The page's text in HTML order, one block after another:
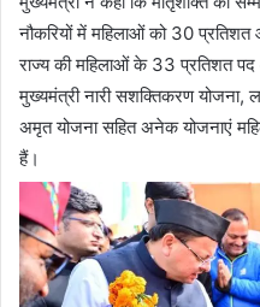
नौकरियों में महिलाओं को 30 प्रतिशत
राज्य की महिलाओं के 33 प्रतिशत पद
मुख्यमंत्री नारी सशक्तिकरण
अमृत योजना सहित अनेक योजनाएं
हैं।